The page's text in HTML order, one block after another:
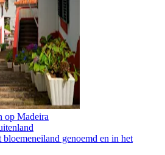
op Madeira
genoemd en in het